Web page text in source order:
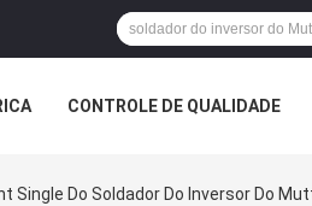
CONTROLE DE QUALIDADE
Single Do Soldador Do Inversor Do